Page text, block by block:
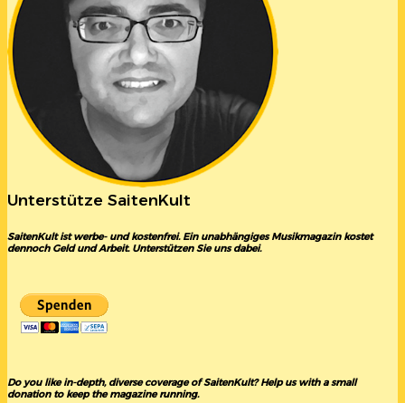
Unterstütze SaitenKult
SaitenKult ist werbe- und kostenfrei. Ein unabhängiges Musikmagazin kostet
dennoch Geld und Arbeit. Unterstützen Sie uns dabei.
Do you like in-depth, diverse coverage of SaitenKult? Help us with a small
donation to keep the magazine running.